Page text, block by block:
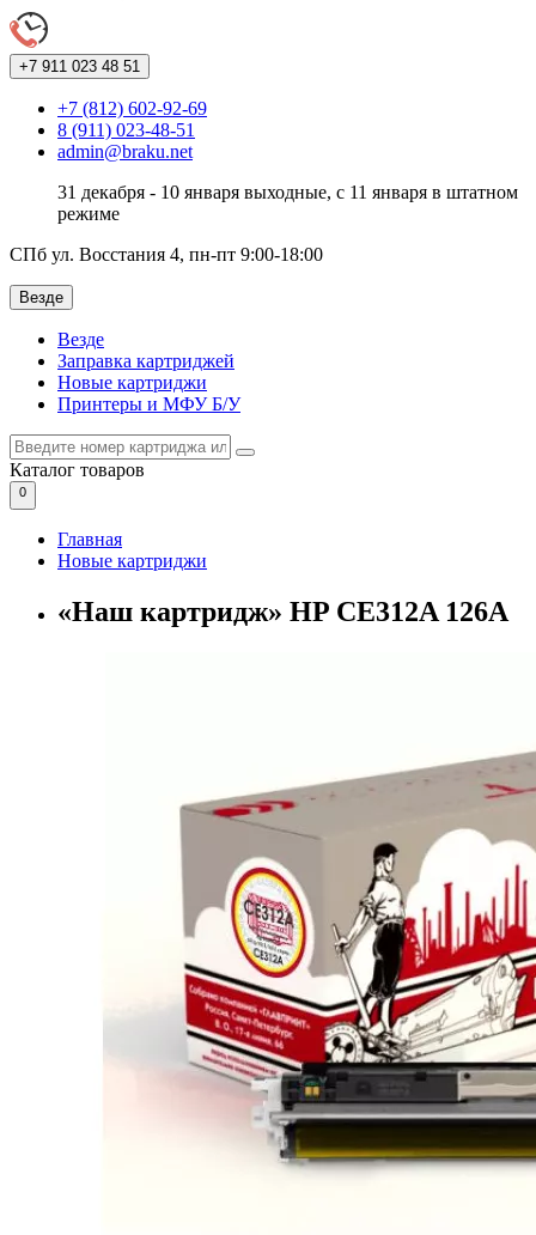
+7 911 023 48 51
+7 (812) 602-92-69
8 (911) 023-48-51
admin@braku.net
31 декабря - 10 января выходные, с 11 января в штатном
режиме
СПб ул. Восстания 4, пн-пт 9:00-18:00
Везде
Везде
Заправка картриджей
Новые картриджи
Принтеры и МФУ Б/У
Каталог товаров
0
Главная
Новые картриджи
«Наш картридж» HP CE312A 126A